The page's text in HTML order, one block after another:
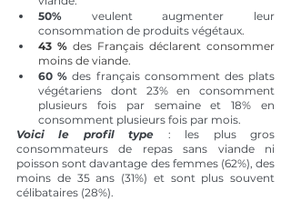
50% veulent augmenter leur
consommation de produits végétaux.
43 % des Français déclarent consommer
moins de viande.
60 % des français consomment des plats
végétariens dont 23% en consomment
plusieurs fois par semaine et 18% en
consomment plusieurs fois par mois.
Voici le profil type : les plus gros
consommateurs de repas sans viande ni
poisson sont davantage des femmes (62%), des
moins de 35 ans (31%) et sont plus souvent
célibataires (28%).